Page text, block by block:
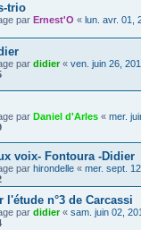
trio
par Ernest'O « lun. avr. 01,
par didier« ven. juin 26,
par Daniel d'Arles « mer.
voix- Fontoura -Didier
par hirondelle « mer. sept.
l'étude n°3 de Carcassi
par didier« sam. juin 02,